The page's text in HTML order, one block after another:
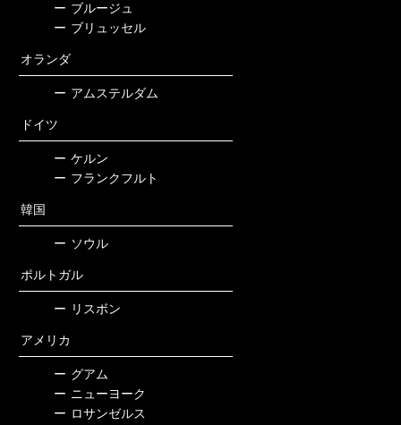
ー ブルージュ
ー ブリュッセル
オランダ
ー アムステルダム
ドイツ
ー ケルン
ー フランクフルト
韓国
ー ソウル
ポルトガル
ー リスボン
アメリカ
ー グアム
ー ニューヨーク
ー ロサンゼルス